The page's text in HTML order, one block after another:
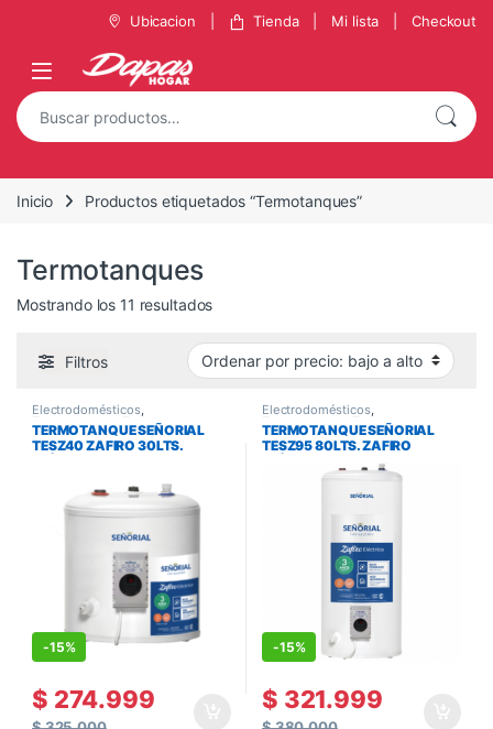
Ubicacion Tienda Mi lista Checkout
Inicio Productos etiquetados “Termotanques”
Termotanques
Mostrando los 11 resultados
Filtros
Electrodomésticos,
Termotanques ,Termotanques y
Calefones
TERMOTANQUE SEÑORIAL
TESZ40 ZAFIRO 30LTS.
-15%
$ 274.999
Electrodomésticos,
Termotanques ,Termotanques y
Calefones
TERMOTANQUE SEÑORIAL
TESZ95 80LTS. ZAFIRO
-15%
$ 321.999